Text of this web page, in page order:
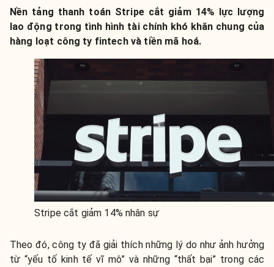
Nền tảng thanh toán Stripe cắt giảm 14% lực lượng
lao động trong tình hình tài chính khó khăn chung của
hàng loạt công ty fintech và tiền mã hoá.
Stripe cắt giảm 14% nhân sự
Theo đó, công ty đã giải thích những lý do như ảnh hưởng
từ “yếu tố kinh tế vĩ mô” và những “thất bại” trong các